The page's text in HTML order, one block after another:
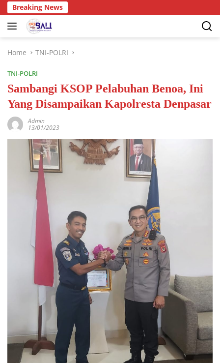
Breaking News
Home TNI-POLRI
TNI-POLRI
Sambangi KSOP Pelabuhan Benoa, Ini
Yang Disampaikan Kapolresta Denpasar
Admin
13/01/2023